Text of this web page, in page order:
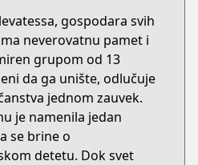
gospodara svih
neverovatnu pamet i
grupom od 13
da ga unište, odlučuje
jednom zauvek.
je namenila jedan
se brine o
detetu. Dok svet